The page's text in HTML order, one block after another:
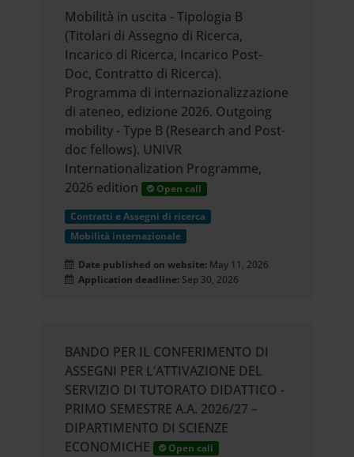
Mobilità in uscita - Tipologia B
(Titolari di Assegno di Ricerca,
Incarico di Ricerca, Incarico Post-
Doc, Contratto di Ricerca).
Programma di internazionalizzazione
di ateneo, edizione 2026. Outgoing
mobility - Type B (Research and Post-
doc fellows). UNIVR
Internationalization Programme,
2026 edition
Open call
Contratti e Assegni di ricerca
Mobilità internazionale
Date published on website: May 11, 2026
Application deadline: Sep 30, 2026
BANDO PER IL CONFERIMENTO DI
ASSEGNI PER L’ATTIVAZIONE DEL
SERVIZIO DI TUTORATO DIDATTICO -
PRIMO SEMESTRE A.A. 2026/27 –
DIPARTIMENTO DI SCIENZE
ECONOMICHE
Open call